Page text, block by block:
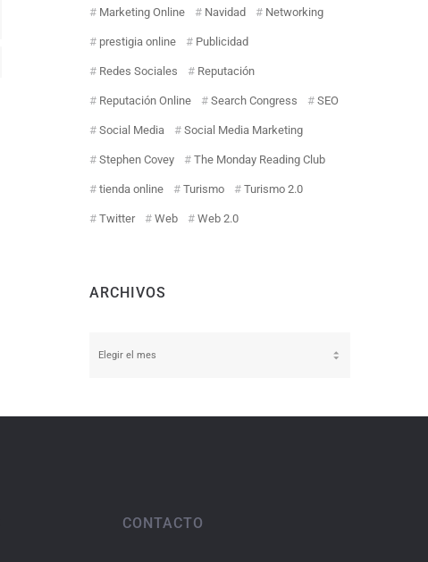
Marketing Online Navidad Networking
prestigia online Publicidad
Redes Sociales Reputación
Reputación Online Search Congress SEO
Social Media Social Media Marketing
Stephen Covey The Monday Reading Club
tienda online Turismo Turismo 2.0
Twitter Web Web 2.0
ARCHIVOS
CONTACTO